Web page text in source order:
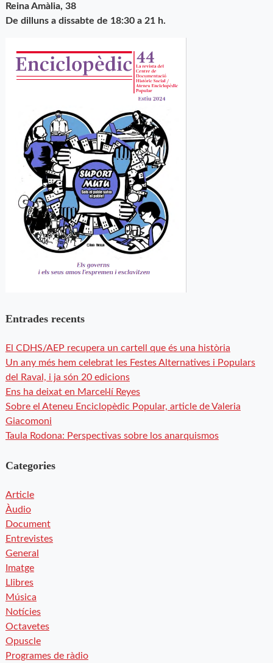
Reina Amàlia, 38
De dilluns a dissabte de 18:30 a 21 h.
Entrades recents
El CDHS/AEP recupera un cartell que és una història
Un any més hem celebrat les Festes Alternatives i Populars
del Raval, i ja són 20 edicions
Ens ha deixat en Marcel·lí Reyes
Sobre el Ateneu Enciclopèdic Popular, article de Valeria
Giacomoni
Taula Rodona: Perspectivas sobre los anarquismos
Categories
Article
Àudio
Document
Entrevistes
General
Imatge
Llibres
Música
Notícies
Octavetes
Opuscle
Programes de ràdio